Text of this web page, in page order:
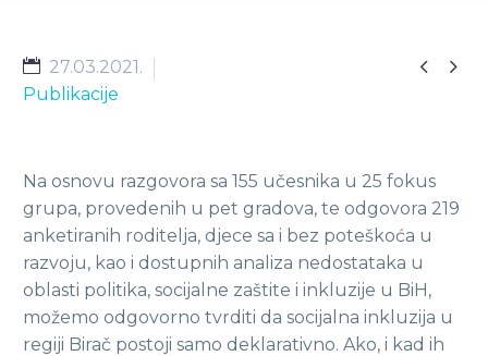
 
27.03.2021.
Publikacije
Na osnovu razgovora sa 155 učesnika u 25 fokus
grupa, provedenih u pet gradova, te odgovora 219
anketiranih roditelja, djece sa i bez poteškoća u
razvoju, kao i dostupnih analiza nedostataka u
oblasti politika, socijalne zaštite i inkluzije u BiH,
možemo odgovorno tvrditi da socijalna inkluzija u
regiji Birač postoji samo deklarativno. Ako, i kad ih